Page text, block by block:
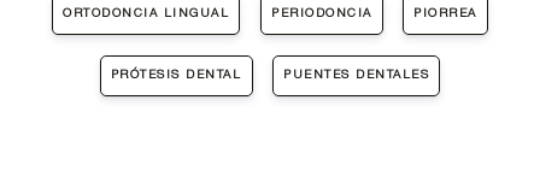
ORTODONCIA LINGUAL PERIODONCIA PIORREA
PRÓTESIS DENTAL PUENTES DENTALES